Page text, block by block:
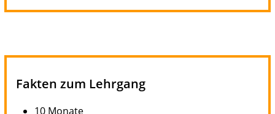
Fakten zum Lehrgang
10 Monate